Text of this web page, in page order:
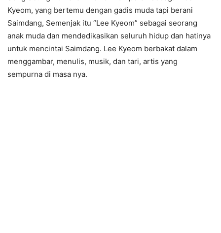
Kyeom, yang bertemu dengan gadis muda tapi berani
Saimdang, Semenjak itu “Lee Kyeom” sebagai seorang
anak muda dan mendedikasikan seluruh hidup dan hatinya
untuk mencintai Saimdang. Lee Kyeom berbakat dalam
menggambar, menulis, musik, dan tari, artis yang
sempurna di masa nya.